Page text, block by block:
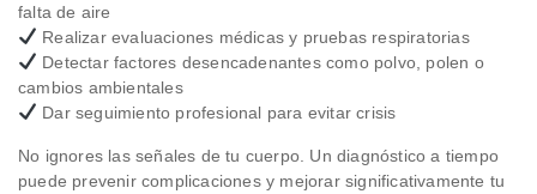
falta de aire
Realizar evaluaciones médicas y pruebas respiratorias
Detectar factores desencadenantes como polvo, polen o
cambios ambientales
Dar seguimiento profesional para evitar crisis
No ignores las señales de tu cuerpo. Un diagnóstico a tiempo
puede prevenir complicaciones y mejorar significativamente tu